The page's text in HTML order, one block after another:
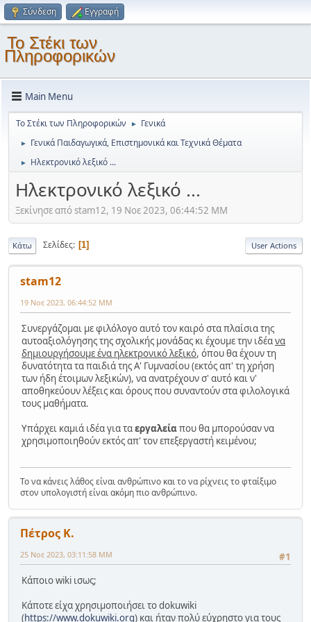
Σύνδεση Εγγραφή
Το Στέκι των
Πληροφορικών
Main Menu
Το Στέκι των Πληροφορικών ► Γενικά
► Γενικά Παιδαγωγικά, Επιστημονικά και Τεχνικά Θέματα
► Ηλεκτρονικό λεξικό ...
Ηλεκτρονικό λεξικό ...
Ξεκίνησε από stam12, 19 Νοε 2023, 06:44:52 ΜΜ
Κάτω Σελίδες 1 User Actions
stam12
19 Νοε 2023, 06:44:52 ΜΜ
Συνεργάζομαι με φιλόλογο αυτό τον καιρό στα πλαίσια της
αυτοαξιολόγησης της σχολικής μονάδας κι έχουμε την ιδέανα
δημιουργήσουμε ένα ηλεκτρονικό λεξικό, όπου θα έχουν τη
δυνατότητα τα παιδιά της Α' Γυμνασίου (εκτός απ' τη χρήση
των ήδη έτοιμων λεξικών), να ανατρέχουν σ' αυτό και ν'
αποθηκεύουν λέξεις και όρους που συναντούν στα φιλολογικά
τους μαθήματα.
Υπάρχει καμιά ιδέα για ταεργαλείαπου θα μπορούσαν να
χρησιμοποιηθούν εκτός απ' τον επεξεργαστή κειμένου;
Το να κάνεις λάθος είναι ανθρώπινο και το να ρίχνεις το φταίξιμο
στον υπολογιστή είναι ακόμη πιο ανθρώπινο.
Πέτρος Κ.
#1
25 Νοε 2023, 03:11:58 ΜΜ
Κάποιο wiki ισως;
Κάποτε είχα χρησιμοποιήσει το dokuwiki
(https://www.dokuwiki.org) και ήταν πολύ εύχρηστο για τους